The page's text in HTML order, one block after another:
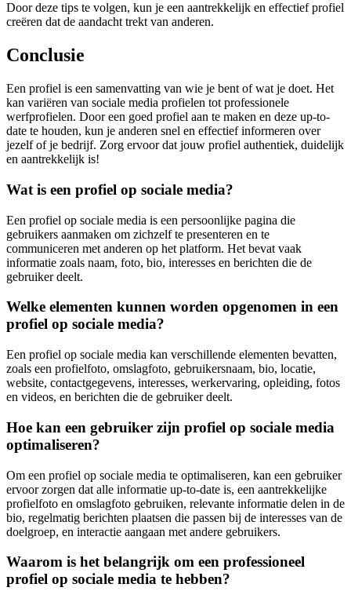
Door deze tips te volgen, kun je een aantrekkelijk en effectief profiel
creëren dat de aandacht trekt van anderen.
Conclusie
Een profiel is een samenvatting van wie je bent of wat je doet. Het
kan variëren van sociale media profielen tot professionele
werfprofielen. Door een goed profiel aan te maken en deze up-to-
date te houden, kun je anderen snel en effectief informeren over
jezelf of je bedrijf. Zorg ervoor dat jouw profiel authentiek, duidelijk
en aantrekkelijk is!
Wat is een profiel op sociale media?
Een profiel op sociale media is een persoonlijke pagina die
gebruikers aanmaken om zichzelf te presenteren en te
communiceren met anderen op het platform. Het bevat vaak
informatie zoals naam, foto, bio, interesses en berichten die de
gebruiker deelt.
Welke elementen kunnen worden opgenomen in een
profiel op sociale media?
Een profiel op sociale media kan verschillende elementen bevatten,
zoals een profielfoto, omslagfoto, gebruikersnaam, bio, locatie,
website, contactgegevens, interesses, werkervaring, opleiding, fotos
en videos, en berichten die de gebruiker deelt.
Hoe kan een gebruiker zijn profiel op sociale media
optimaliseren?
Om een profiel op sociale media te optimaliseren, kan een gebruiker
ervoor zorgen dat alle informatie up-to-date is, een aantrekkelijke
profielfoto en omslagfoto gebruiken, relevante informatie delen in de
bio, regelmatig berichten plaatsen die passen bij de interesses van de
doelgroep, en interactie aangaan met andere gebruikers.
Waarom is het belangrijk om een professioneel
profiel op sociale media te hebben?